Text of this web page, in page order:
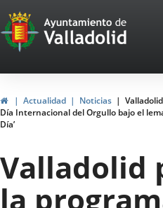
Portal
Web
del
Ayuntamiento
de
Valladolid
InicioActualidad Noticias
Día Internacional del Orgullo bajo el
Día’
Valladolid
la